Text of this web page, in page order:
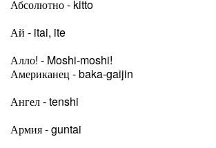
Абсолютно - kitto
Ай - itai, ite
Алло! - Moshi-moshi!
Американец - baka-gaijin
Ангел - tenshi
Армия - guntai